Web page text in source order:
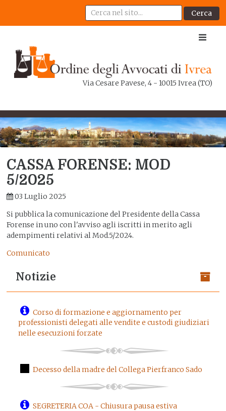
Cerca
Via Cesare Pavese, 4 - 10015 Ivrea (TO)
CASSA FORENSE: MOD
5/2025
03 Luglio 2025
Si pubblica la comunicazione del Presidente della Cassa
Forense in uno con l'avviso agli iscritti in merito agli
adempimenti relativi al Mod.5/2024.
Comunicato
Notizie
Corso di formazione e aggiornamento per
professionisti delegati alle vendite e custodi giudiziari
nelle esecuzioni forzate
Decesso della madre del Collega Pierfranco Sado
SEGRETERIA COA - Chiusura pausa estiva